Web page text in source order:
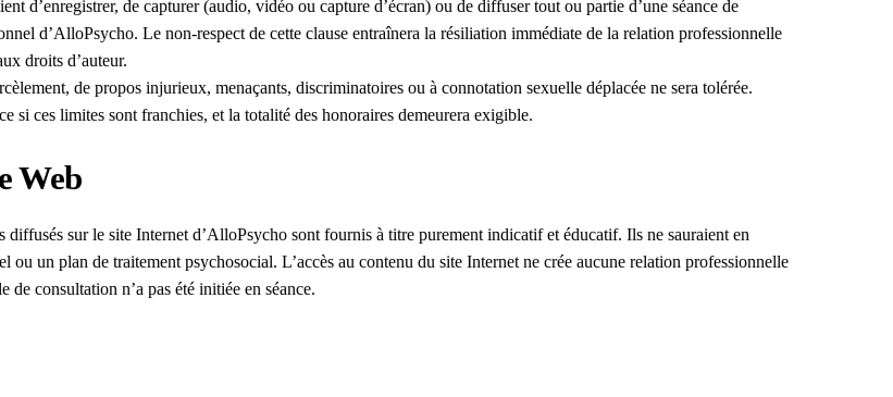
d’enregistrer, de capturer (audio, vidéo ou capture d’écran) ou de diffuser tout ou partie d’une séance de
d’AlloPsycho. Le non-respect de cette clause entraînera la résiliation immédiate de la relation professionnelle
droits d’auteur.
de propos injurieux, menaçants, discriminatoires ou à connotation sexuelle déplacée ne sera tolérée.
si ces limites sont franchies, et la totalité des honoraires demeurera exigible.
Web
sur le site Internet d’AlloPsycho sont fournis à titre purement indicatif et éducatif. Ils ne sauraient en
un plan de traitement psychosocial. L’accès au contenu du site Internet ne crée aucune relation professionnelle
consultation n’a pas été initiée en séance.